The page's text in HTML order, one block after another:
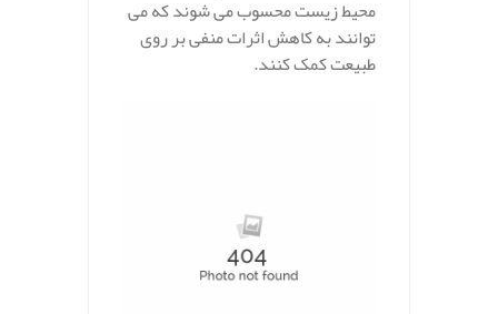
محیط زیست محسوب می‌ شوند که می‌
توانند به کاهش اثرات منفی بر روی
طبیعت کمک کنند.